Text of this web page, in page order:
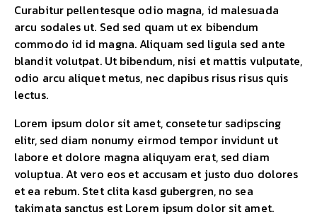
Curabitur pellentesque odio magna, id malesuada
arcu sodales ut. Sed sed quam ut ex bibendum
commodo id id magna. Aliquam sed ligula sed ante
blandit volutpat. Ut bibendum, nisi et mattis vulputate,
odio arcu aliquet metus, nec dapibus risus risus quis
lectus.
Lorem ipsum dolor sit amet, consetetur sadipscing
elitr, sed diam nonumy eirmod tempor invidunt ut
labore et dolore magna aliquyam erat, sed diam
voluptua. At vero eos et accusam et justo duo dolores
et ea rebum. Stet clita kasd gubergren, no sea
takimata sanctus est Lorem ipsum dolor sit amet.